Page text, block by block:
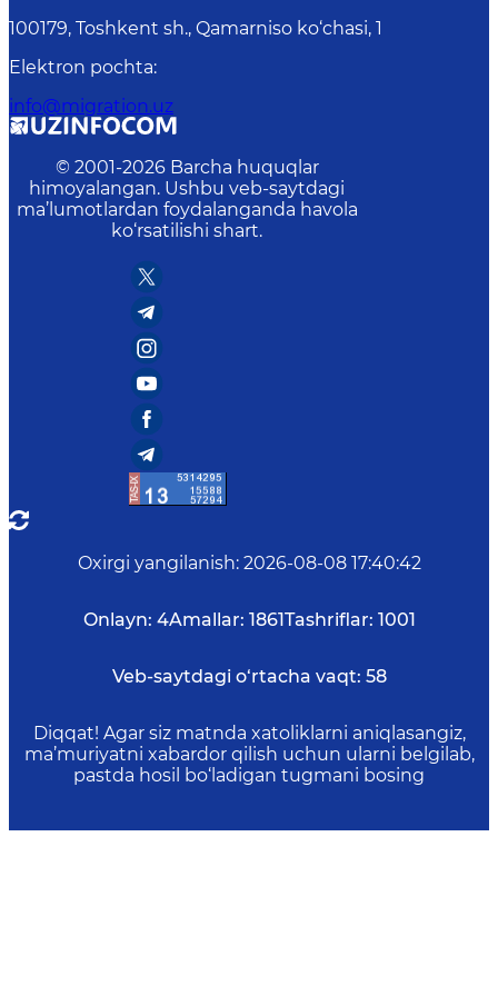
100179, Toshkent sh., Qamarniso ko‘chasi, 1
Elektron pochta:
info@migration.uz
© 2001-2026 Barcha huquqlar
himoyalangan. Ushbu veb-saytdagi
ma’lumotlardan foydalanganda havola
ko‘rsatilishi shart.
Oxirgi yangilanish: 2026-08-08 17:40:42
Onlayn: 4Amallar: 1861Tashriflar: 1001
Veb-saytdagi o‘rtacha vaqt: 58
Diqqat! Agar siz matnda xatoliklarni aniqlasangiz,
ma’muriyatni xabardor qilish uchun ularni belgilab,
pastda hosil bo‘ladigan tugmani bosing